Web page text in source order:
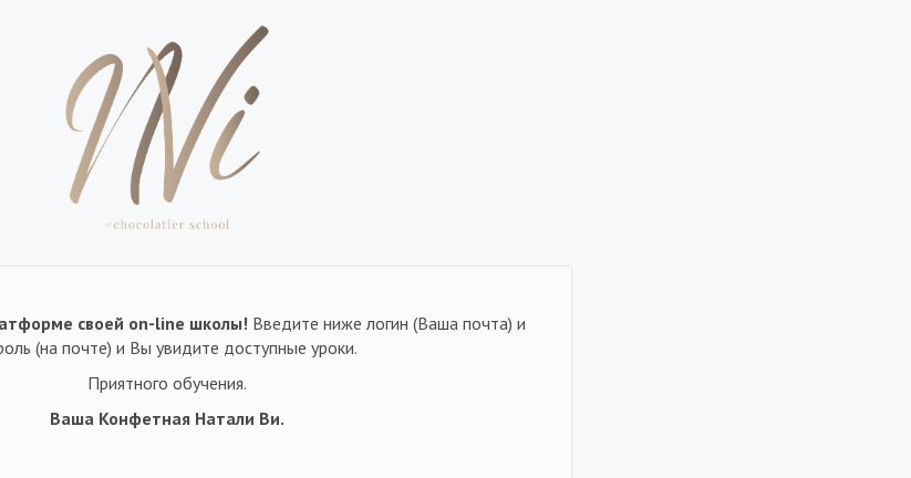
своей on-line школы! Введите ниже логин (Ваша почта) и
(на почте) и Вы увидите доступные уроки.
Приятного обучения.
Ваша Конфетная Натали Ви.